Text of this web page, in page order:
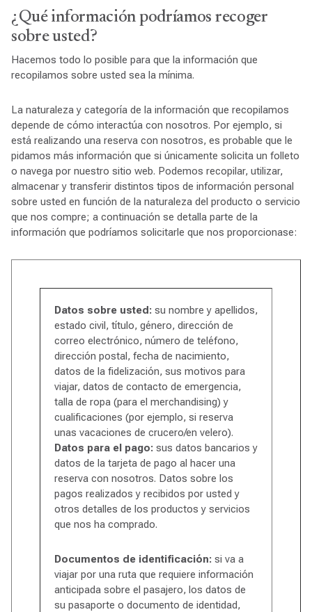
¿Qué información podríamos recoger
sobre usted?
Hacemos todo lo posible para que la información que
recopilamos sobre usted sea la mínima.
La naturaleza y categoría de la información que recopilamos
depende de cómo interactúa con nosotros. Por ejemplo, si
está realizando una reserva con nosotros, es probable que le
pidamos más información que si únicamente solicita un folleto
o navega por nuestro sitio web. Podemos recopilar, utilizar,
almacenar y transferir distintos tipos de información personal
sobre usted en función de la naturaleza del producto o servicio
que nos compre; a continuación se detalla parte de la
información que podríamos solicitarle que nos proporcionase:
Datos sobre usted: su nombre y apellidos,
estado civil, título, género, dirección de
correo electrónico, número de teléfono,
dirección postal, fecha de nacimiento,
datos de la fidelización, sus motivos para
viajar, datos de contacto de emergencia,
talla de ropa (para el merchandising) y
cualificaciones (por ejemplo, si reserva
unas vacaciones de crucero/en velero).
Datos para el pago: sus datos bancarios y
datos de la tarjeta de pago al hacer una
reserva con nosotros. Datos sobre los
pagos realizados y recibidos por usted y
otros detalles de los productos y servicios
que nos ha comprado.
Documentos de identificación: si va a
viajar por una ruta que requiere información
anticipada sobre el pasajero, los datos de
su pasaporte o documento de identidad,